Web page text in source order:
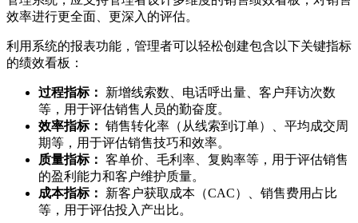
效率进行更全面、更深入的评估。
利用系统的报表功能，管理者可以轻松创建包含以下关键指标
的绩效看板：
过程指标：
新增线索数、电话呼出量、客户拜访次数
等，用于评估销售人员的勤奋度。
效率指标： 销售转化率（从线索到订单）、平均成交周
期等，用于评估销售技巧和效率。
质量指标： 客单价、毛利率、复购率等，用于评估销售
的盈利能力和客户维护质量。
成本指标：
新客户获取成本（CAC）、销售费用占比
等，用于评估投入产出比。